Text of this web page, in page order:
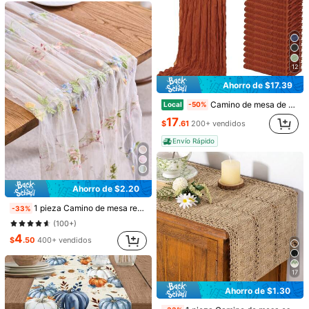
0%
100%
0%
día de acción de gracias(2) duradero (10) outfits de otoño(1)
h***3 Color: Naranja / Talla: 33*90
muybonitoloscolores bellosledi óvida la mesa
Desde SHEIN US Programa de puntos Útil(0)
c***y Color: Blanco / Talla: 33*183
Muybonito,meencant ó.Selos recomiendomuch
Desde SHEIN US Programa de puntos Útil(0)
f***0 Color: Blanco / Talla: 33*228
Hermoso buena calidad PerfectoparaAccióndeGracias.
Desde SHEIN US Programa de puntos Útil(0)
B***t Color: Naranja / Talla: 33*90
Meencant óeltamañoesidealasíloquería
Desde SHEIN US Programa de puntos Útil(0)
¡Casi agotado!
Ahorro de $2.20
-33% 1 pieza Camino de mesa rectangular de encaje bordado con flores en estilo champán, estilo granja americana, adecuado para bodas, hoteles, uso diario, fiestas, cenas familiares, todas las temporadas
(100+)
$4.50 400+ vendidos
12
Ahorro de $17.39
Local -50% Camino de mesa de gasa verde salvia, paquete de 16, 20 x 120 pulgadas, 10 pies de largo, semitransparente, estilo bohemio, para bodas, fiestas, baby showers y decoración de despedidas de soltera
$17.61 200+ vendidos
Envío Rápido
17
Ahorro de $1.30